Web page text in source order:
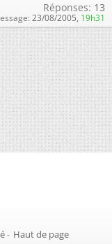
Réponses: 13
23/08/2005, 19h31
- Haut de page